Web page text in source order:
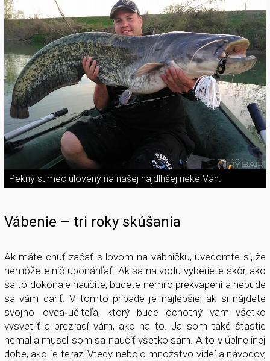
Pekný sumec ulovený na našej najdlhšej rieke Váh.
Vábenie – tri roky skúšania
Ak máte chuť začať s lovom na vábničku, uvedomte si, že
nemôžete nič uponáhľať. Ak sa na vodu vyberiete skôr, ako
sa to dokonale naučíte, budete nemilo prekvapení a nebude
sa vám dariť. V tomto prípade je najlepšie, ak si nájdete
svojho lovca­‑učiteľa, ktorý bude ochotný vám všetko
vysvetliť a prezradí vám, ako na to. Ja som také šťastie
nemal a musel som sa naučiť všetko sám. A to v úplne inej
dobe, ako je teraz! Vtedy nebolo množstvo videí a návodov,